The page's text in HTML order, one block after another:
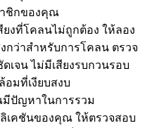
าชิกของคุณ
ยงที่โคลนไม่ถูกต้อง ให้ลอง
กว่าสำหรับการโคลน ตรวจ
เจน ไม่มีเสียงรบกวนรอบ
มที่เงียบสงบ
ปัญหาในการรวม
ลิเคชันของคุณ ให้ตรวจสอบ